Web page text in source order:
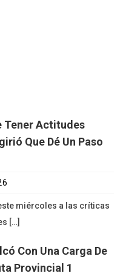
Tener Actitudes
Que Dé Un Paso
miércoles a las críticas
[…]
Con Una Carga De
Provincial 1